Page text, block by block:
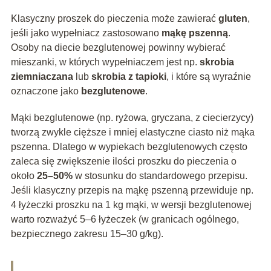
Klasyczny proszek do pieczenia może zawierać gluten,
jeśli jako wypełniacz zastosowano mąkę pszenną.
Osoby na diecie bezglutenowej powinny wybierać
mieszanki, w których wypełniaczem jest np. skrobia
ziemniaczanalub skrobia z tapioki, i które są wyraźnie
oznaczone jako bezglutenowe.
Mąki bezglutenowe (np. ryżowa, gryczana, z ciecierzycy)
tworzą zwykle cięższe i mniej elastyczne ciasto niż mąka
pszenna. Dlatego w wypiekach bezglutenowych często
zaleca się zwiększenie ilości proszku do pieczenia o
około 25–50%w stosunku do standardowego przepisu.
Jeśli klasyczny przepis na mąkę pszenną przewiduje np.
4 łyżeczki proszku na 1 kg mąki, w wersji bezglutenowej
warto rozważyć 5–6 łyżeczek (w granicach ogólnego,
bezpiecznego zakresu 15–30 g/kg).